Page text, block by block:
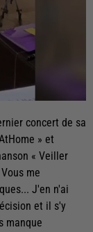
concert de sa
» et
« Veiller
me
J'en n'ai
et il s'y
manque